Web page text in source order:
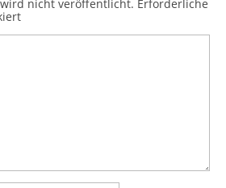
nicht veröffentlicht. Erforderliche